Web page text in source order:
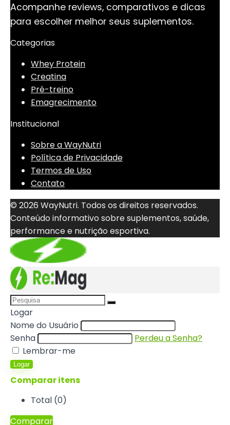
Acompanhe reviews, comparativos e dicas
para escolher melhor seus suplementos.
Categorias
Whey Protein
Creatina
Pré-treino
Emagrecimento
Institucional
Sobre a WayNutri
Política de Privacidade
Termos de Uso
Contato
© 2026 WayNutri. Todos os direitos reservados.
Conteúdo informativo sobre suplementos, saúde,
performance e nutrição esportiva.
Logar
Nome do Usuário
Senha
Perdeu a Senha?
Lembrar-me
Logar
Comparar itens
Total (0)
Comparar